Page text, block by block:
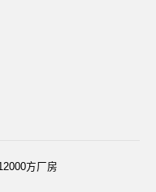
方厂房